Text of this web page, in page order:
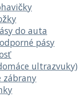
do auta
pásy
ultrazvuky)
zábrany